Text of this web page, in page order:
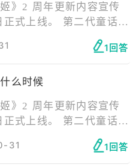
》2 周年更新内容宣传
式上线。 第二代童话型
」大型剧情活动即将
者妮姬，四套新时装、
者 BOSS 等等。
1回答
么时候
》2 周年更新内容宣传
式上线。 第二代童话型
」大型剧情活动即将
者妮姬，四套新时装、
31 1回答